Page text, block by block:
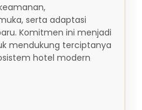
serta adaptasi
Komitmen ini menjadi
mendukung terciptanya
hotel modern